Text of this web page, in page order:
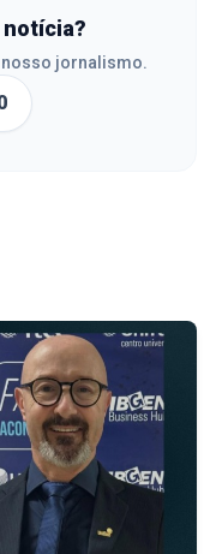
notícia?
nosso jornalismo.